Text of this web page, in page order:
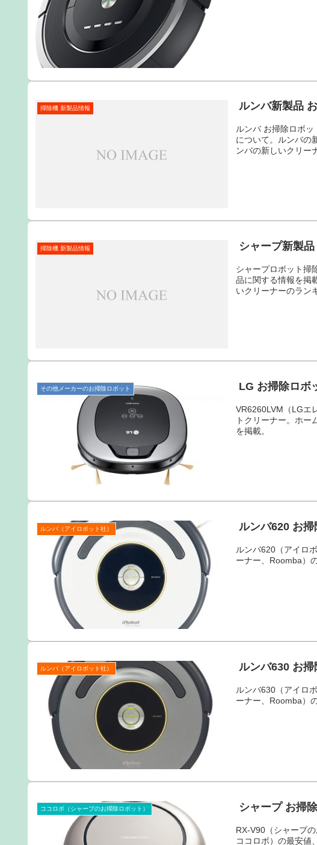
掃除機 新製品情報 ルンバ新製品
ルンバ お掃除ロボ
について。ルンバの
ンバの新しいクリー
掃除機 新製品情報 シャープ新製
シャープロボット掃
品に関する情報を掲
いクリーナーのラン
その他メーカーのお掃除ロボット LG お掃除ロボ
VR6260LVM（LGエ
トクリーナー。ホ
を掲載。
ルンバ（アイロボット社） ルンバ620 お掃
ルンバ620（アイロ
ーナー、Roomba）
ルンバ（アイロボット社） ルンバ630 お掃
ルンバ630（アイロ
ーナー、Roomba）
ココロボ（シャープのお掃除ロボット） シャープ お掃
RX-V90（シャープ
ココロボ）の最安値